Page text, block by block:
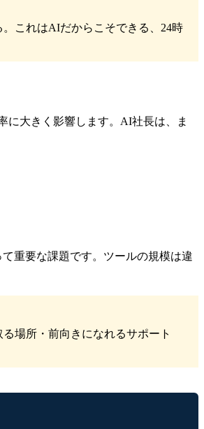
これはAIだからこそできる、24時
に大きく影響します。AI社長は、ま
重要な課題です。ツールの規模は違
場所・前向きになれるサポート